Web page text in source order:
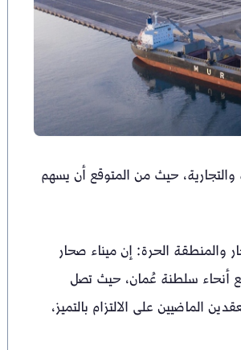
حيث من المتوقع أن يسهم
الحرة: إن ميناء صحار
أنحاء سلطنة عُمان، حيث تصل
الماضيين على الالتزام بالتميز،